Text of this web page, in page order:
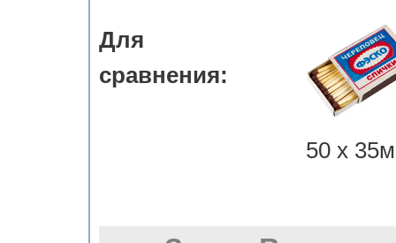
Для
сравнения:
50 х